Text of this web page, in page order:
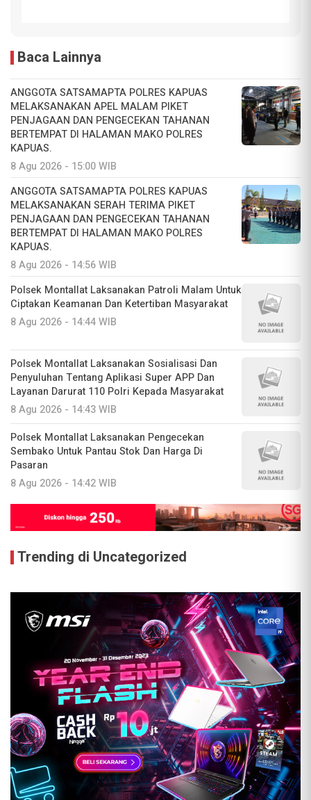
Baca Lainnya
ANGGOTA SATSAMAPTA POLRES KAPUAS
MELAKSANAKAN APEL MALAM PIKET
PENJAGAAN DAN PENGECEKAN TAHANAN
BERTEMPAT DI HALAMAN MAKO POLRES
KAPUAS.
8 Agu 2026 - 15:00 WIB
ANGGOTA SATSAMAPTA POLRES KAPUAS
MELAKSANAKAN SERAH TERIMA PIKET
PENJAGAAN DAN PENGECEKAN TAHANAN
BERTEMPAT DI HALAMAN MAKO POLRES
KAPUAS.
8 Agu 2026 - 14:56 WIB
Polsek Montallat Laksanakan Patroli Malam Untuk
Ciptakan Keamanan Dan Ketertiban Masyarakat
8 Agu 2026 - 14:44 WIB
Polsek Montallat Laksanakan Sosialisasi Dan
Penyuluhan Tentang Aplikasi Super APP Dan
Layanan Darurat 110 Polri Kepada Masyarakat
8 Agu 2026 - 14:43 WIB
Polsek Montallat Laksanakan Pengecekan
Sembako Untuk Pantau Stok Dan Harga Di
Pasaran
8 Agu 2026 - 14:42 WIB
Trending di Uncategorized